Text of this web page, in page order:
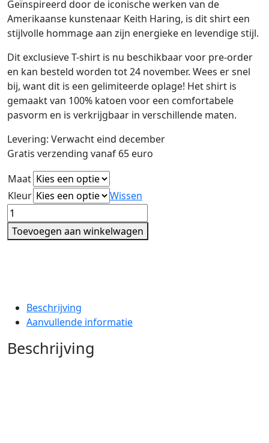
Geïnspireerd door de iconische werken van de
Amerikaanse kunstenaar Keith Haring, is dit shirt een
stijlvolle hommage aan zijn energieke en levendige stijl.
Dit exclusieve T-shirt is nu beschikbaar voor pre-order
en kan besteld worden tot 24 november. Wees er snel
bij, want dit is een gelimiteerde oplage! Het shirt is
gemaakt van 100% katoen voor een comfortabele
pasvorm en is verkrijgbaar in verschillende maten.
Levering: Verwacht eind december
Gratis verzending vanaf 65 euro
Maat
Kleur
Wissen
Keith
aantal
Toevoegen aan winkelwagen
Beschrijving
Aanvullende informatie
Beschrijving